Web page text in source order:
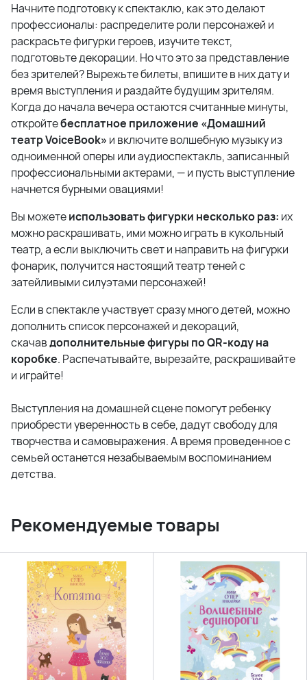
Начните подготовку к спектаклю, как это делают
профессионалы: распределите роли персонажей и
раскрасьте фигурки героев, изучите текст,
подготовьте декорации. Но что это за представление
без зрителей? Вырежьте билеты, впишите в них дату и
время выступления и раздайте будущим зрителям.
Когда до начала вечера остаются считанные минуты,
откройтебесплатное приложение «Домашний
театр VoiceBook» и включите волшебную музыку из
одноименной оперы или аудиоспектакль, записанный
профессиональными актерами, — и пусть выступление
начнется бурными овациями!
Вы можетеиспользовать фигурки несколько раз: их
можно раскрашивать, ими можно играть в кукольный
театр, а если выключить свет и направить на фигурки
фонарик, получится настоящий театр теней с
затейливыми силуэтами персонажей!
Если в спектакле участвует сразу много детей, можно
дополнить список персонажей и декораций,
скачавдополнительные фигуры по QR-коду на
коробке. Распечатывайте, вырезайте, раскрашивайте
и играйте!
Выступления на домашней сцене помогут ребенку
приобрести уверенность в себе, дадут свободу для
творчества и самовыражения. А время проведенное с
семьей останется незабываемым воспоминанием
детства.
Рекомендуемые товары